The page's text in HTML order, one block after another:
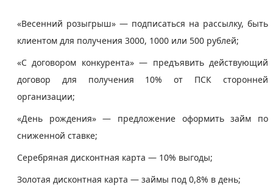
«Весенний розыгрыш» — подписаться на рассылку, быть
клиентом для получения 3000, 1000 или 500 рублей;
«С договором конкурента» — предъявить действующий
договор для получения 10% от ПСК сторонней
организации;
«День рождения» — предложение оформить займ по
сниженной ставке;
Серебряная дисконтная карта — 10% выгоды;
Золотая дисконтная карта — займы под 0,8% в день;